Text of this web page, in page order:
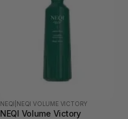
NEQI NEQI VOLUME VICTORY
NEQI Volume Victory